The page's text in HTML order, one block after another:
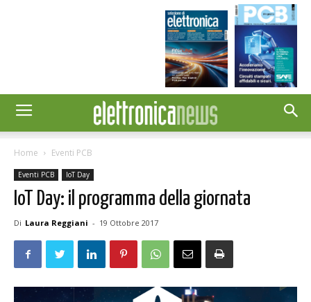
Home Eventi PCB
Eventi PCB IoT Day
IoT Day: il programma della giornata
Di Laura Reggiani - 19 Ottobre 2017